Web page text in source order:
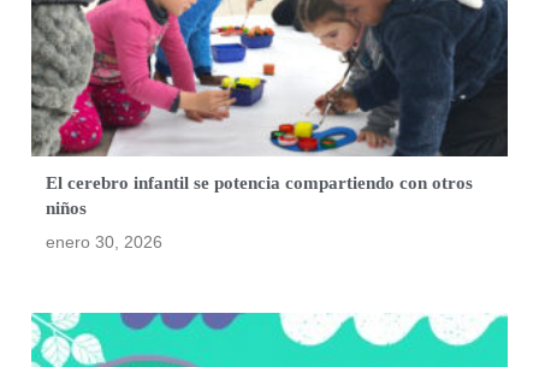
El cerebro infantil se potencia compartiendo con otros
niños
enero 30, 2026